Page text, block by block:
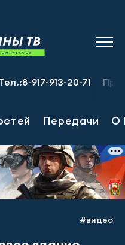
913-20-71
Передачи О
#видео